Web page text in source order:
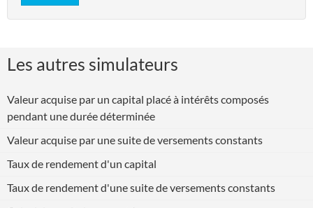
Les autres simulateurs
Valeur acquise par un capital placé à intérêts composés
pendant une durée déterminée
Valeur acquise par une suite de versements constants
Taux de rendement d'un capital
Taux de rendement d'une suite de versements constants